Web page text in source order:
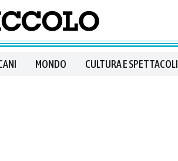
MONDO CULTURA E SPETTACOLI